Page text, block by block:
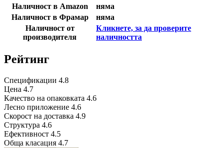
Наличност в Amazon
няма
Наличност в Фрамар
няма
Наличност от
производителя
Кликнете, за да проверите
наличността
Рейтинг
Спецификации 4.8
Цена 4.7
Качество на опаковката 4.6
Лесно приложение 4.6
Скорост на доставка 4.9
Структура 4.6
Ефективност 4.5
Обща класация 4.7